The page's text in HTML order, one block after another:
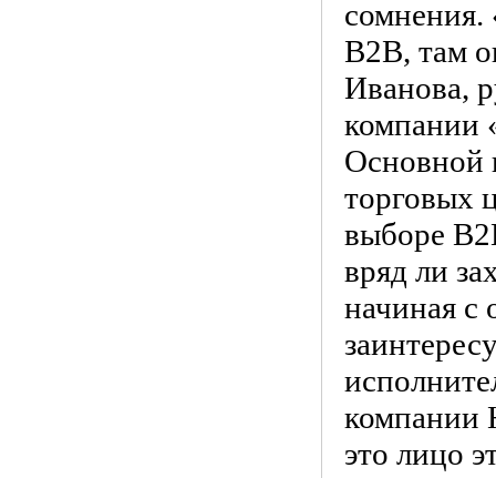
сомнения.
B2B, там
Иванова,
компании
Основной
торговых
выборе
вряд ли
начиная с
компании
это лицо